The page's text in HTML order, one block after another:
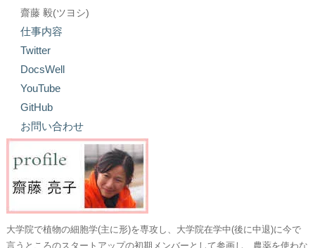
齋藤 毅(ツヨシ)
仕事内容
Twitter
DocsWell
YouTube
GitHub
お問い合わせ
大学院で植物の細胞学(主に形)を専攻し、大学院在学中(後に中退)に今で